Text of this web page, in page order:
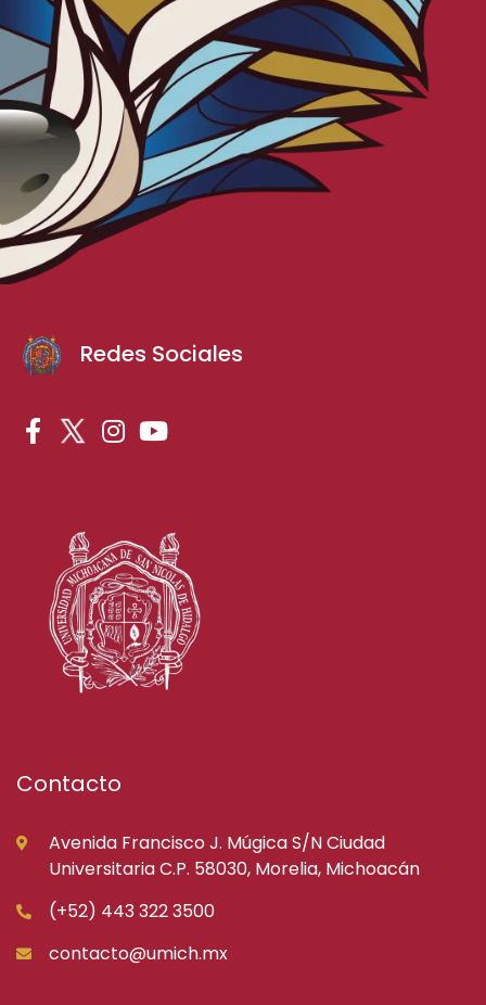
Redes Sociales
Contacto
Avenida Francisco J. Múgica S/N Ciudad
Universitaria C.P. 58030, Morelia, Michoacán
(+52) 443 322 3500
contacto@umich.mx